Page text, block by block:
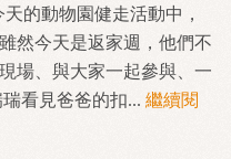
的動物園健走活動中，
然今天是返家週，他們不
場、與大家一起參與、一
看見爸爸的扣... 繼續閱